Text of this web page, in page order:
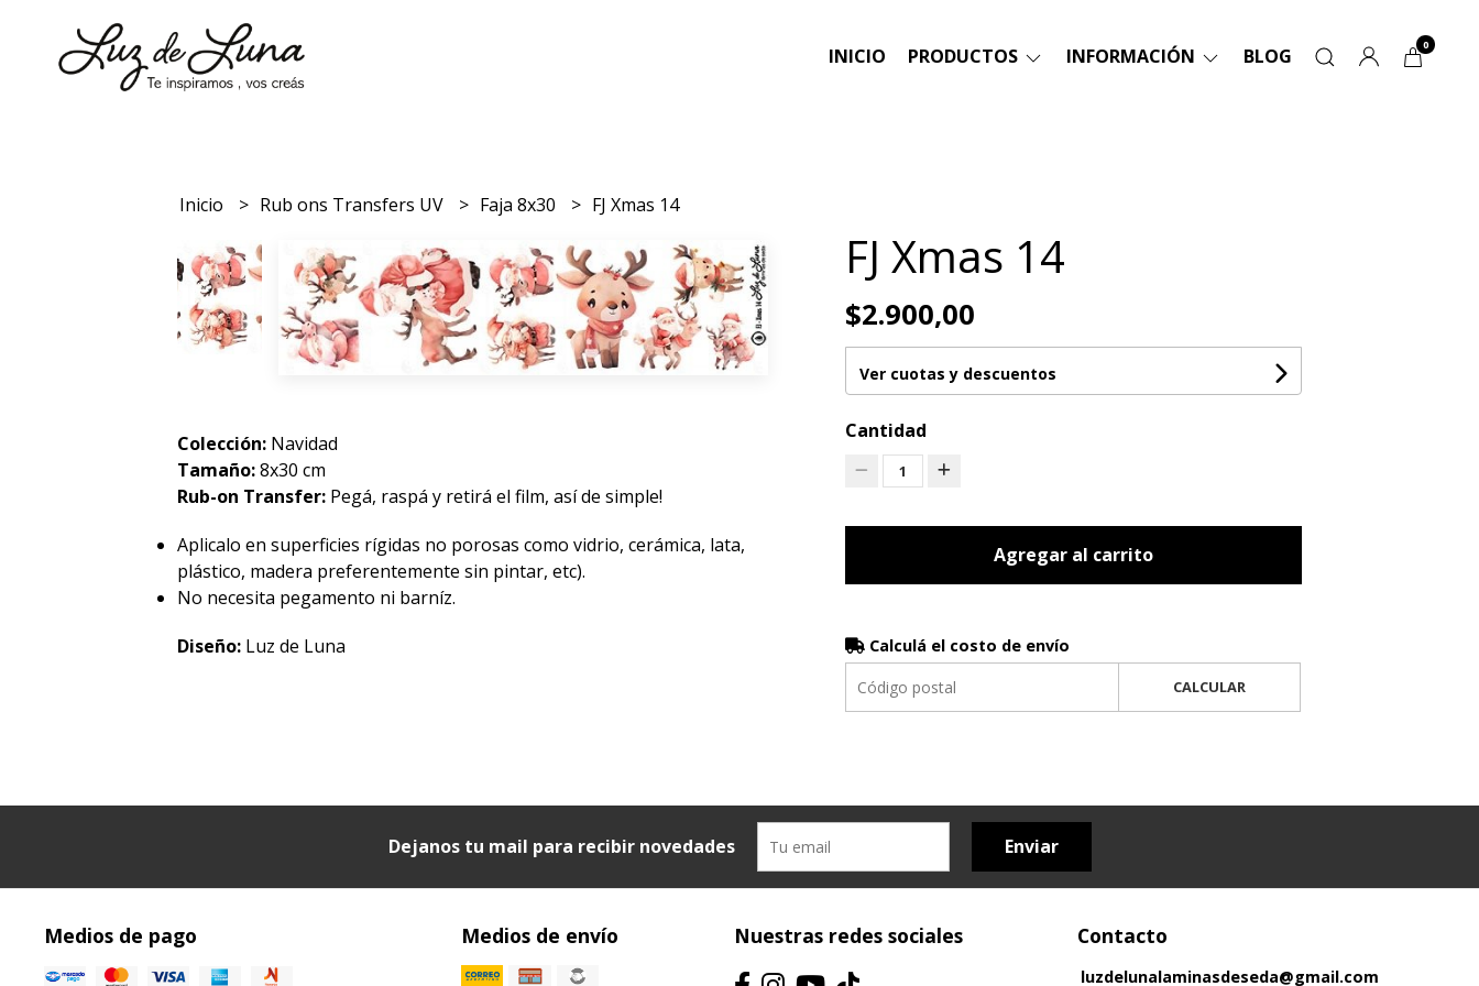
INICIO PRODUCTOS INFORMACIÓN BLOG 0
Inicio Rub ons Transfers UV Faja 8x30 FJ Xmas 14
Colección: Navidad
Tamaño:8x30 cm
Rub-on Transfer: Pegá, raspá y retirá el film, así de simple!
Aplicalo en superficies rígidas no porosas como vidrio, cerámica, lata,
plástico, madera preferentemente sin pintar, etc).
No necesita pegamento ni barníz.
Diseño: Luz de Luna
FJ Xmas 14
$2.900,00
Ver cuotas y descuentos
Cantidad
1
Agregar al carrito
Calculá el costo de envío
CALCULAR
Dejanos tu mail para recibir novedades Enviar
Medios de pago Medios de envío Nuestras redes sociales Contacto
luzdelunalaminasdeseda@gmail.com